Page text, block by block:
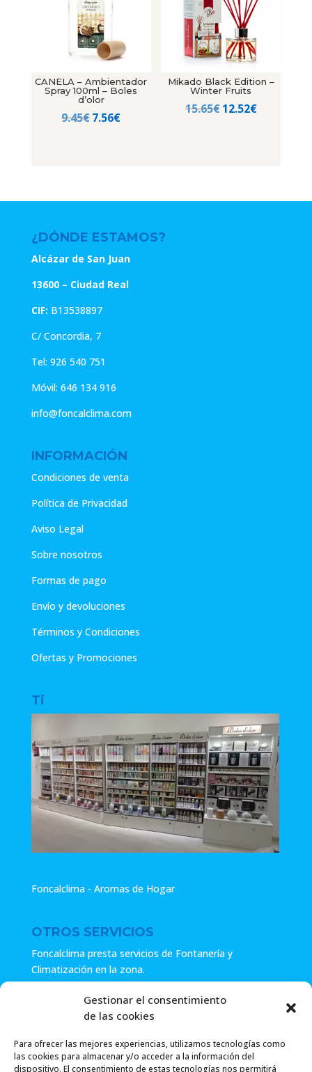
Gestionar el consentimiento
de las cookies
Para ofrecer las mejores experiencias, utilizamos tecnologías como
las cookies para almacenar y/o acceder a la información del
dispositivo. El consentimiento de estas tecnologías nos permitirá
CANELA – Ambientador
Spray 100ml – Boles
d’olor
9.45€El
7.56€El
Mikado Black Edition –
Winter Fruits
15.65€El
12.52€El
¿DÓNDE ESTAMOS?
Alcázar de San Juan
13600 – Ciudad Real
CIF: B13538897
C/ Concordia, 7
Tel: 926 540 751
Móvil: 646 134 916
info@foncalclima.com
INFORMACIÓN
Condiciones de venta
Política de Privacidad
Aviso Legal
Sobre nosotros
Formas de pago
Envío y devoluciones
Términos y Condiciones
Ofertas y Promociones
Ti
Foncalclima - Aromas de Hogar
OTROS SERVICIOS
Foncalclima presta servicios de Fontanería y
Climatización en la zona.
Especialistas en sistemas de Osmosis.
Pide presupuesto sin compromiso o llámanos y haz tu